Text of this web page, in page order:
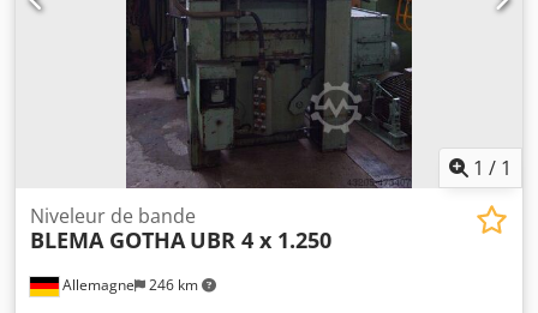
1 / 1
Allemagne 246 km
Niveleur de bande
BLEMA GOTHA UBR 4 x 1.250